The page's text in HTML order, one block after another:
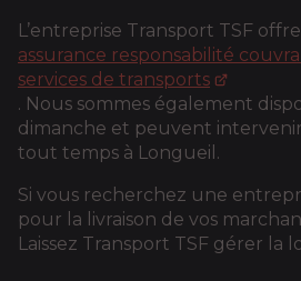
L’entreprise Transport TSF
assurance responsabilité
services de transports
. Nous sommes également
dimanche et peuvent
tout temps à Longueil.
Si vous recherchez une
pour la livraison de vos
Laissez Transport TSF gérer la